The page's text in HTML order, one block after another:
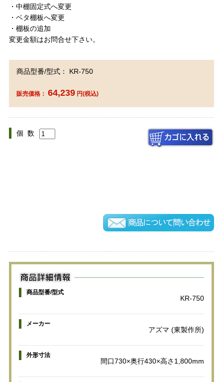
・中棚固定式へ変更
・ベタ棚板へ変更
・棚板の追加
変更金額はお問合せ下さい。
商品型番/型式： KR-750
販売価格： 64,239円(税込)
個 数
商品型番/型式
KR-750
メーカー
アズマ (東製作所)
外形寸法
間口730×奥行430×高さ1,800mm